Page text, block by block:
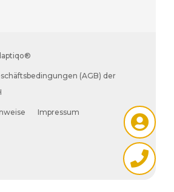


(AGB) der
Impressum